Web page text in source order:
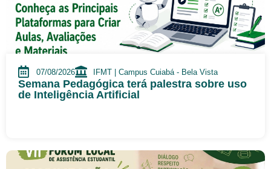
07/08/2026 IFMT | Campus Cuiabá - Bela Vista
Semana Pedagógica terá palestra sobre uso
de Inteligência Artificial